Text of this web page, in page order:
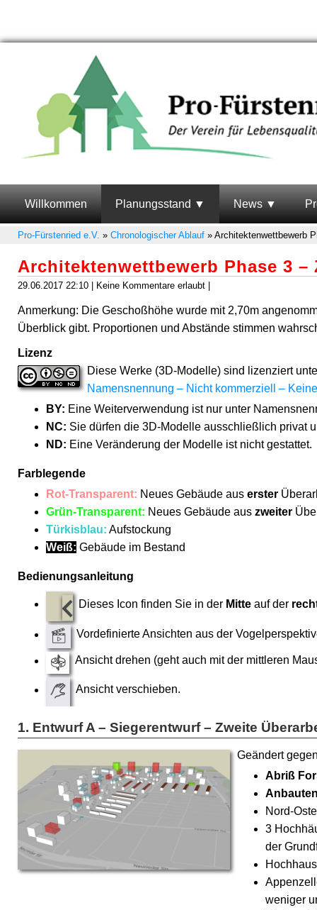
Willkommen Planungsstand News
Pro-Fürstenried e.V. » Chronologischer Ablauf » Architektenwettbewerb
Architektenwettbewerb Phase 3
29.06.2017 22:10 | Keine Kommentare erlaubt |
Anmerkung: Die Geschoßhöhe wurde mit 2,70m
Überblick gibt. Proportionen und Abstände stimmen
Lizenz
Diese Werke (3D-Modelle) sind lizenziert
Namensnennung – Nicht kommerziell –
BY: Eine Weiterverwendung ist nur unter
NC: Sie dürfen die 3D-Modelle ausschließlich privat
ND: Eine Veränderung der Modelle ist nicht gestattet.
Farblegende
Rot-Transparent: Neues Gebäude aus erster
Grün-Transparent: Neues Gebäude aus zweiter
Türkisblau: Aufstockung
Weiß: Gebäude im Bestand
Bedienungsanleitung
Dieses Icon finden Sie in der Mitte auf der
Vordefinierte Ansichten aus der
Ansicht drehen (geht auch mit der mittleren
Ansicht verschieben.
Entwurf A – Siegerentwurf – Zweite
Geändert
Abriß
Nord-
3
der
weniger